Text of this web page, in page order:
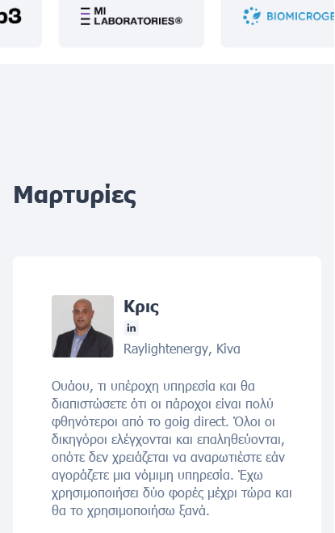
Μαρτυρίες
Κρις
Raylightenergy, Κίνα
Ουάου, τι υπέροχη υπηρεσία και θα
διαπιστώσετε ότι οι πάροχοι είναι πολύ
φθηνότεροι από το goig direct. Όλοι οι
δικηγόροι ελέγχονται και επαληθεύονται,
οπότε δεν χρειάζεται να αναρωτιέστε εάν
αγοράζετε μια νόμιμη υπηρεσία. Έχω
χρησιμοποιήσει δύο φορές μέχρι τώρα και
θα το χρησιμοποιήσω ξανά.